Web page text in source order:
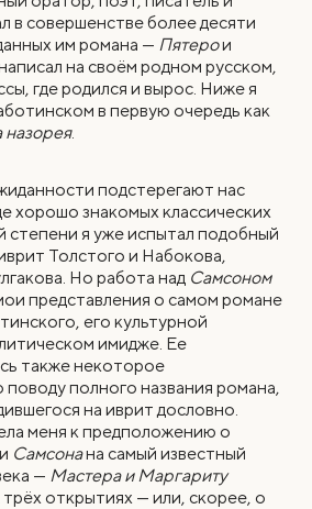
в совершенстве более десяти
им романа — Пятерои
на своём родном русском,
где родился и вырос. Ниже я
в первую очередь как
назорея.
подстерегают нас
хорошо знакомых классических
степени я уже испытал подобный
Толстого и Набокова,
Но работа над Самсоном
представления о самом романе
его культурной
имидже. Ее
также некоторое
полного названия романа,
на иврит дословно.
меня к предположению о
Самсонана самый известный
— Мастера и Маргариту
открытиях — или, скорее, о